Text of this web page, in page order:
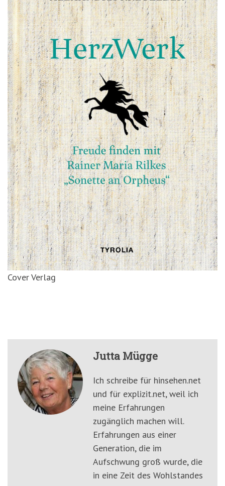
Cover Verlag
Jutta Mügge
Ich schreibe für hinsehen.net
und für explizit.net, weil ich
meine Erfahrungen
zugänglich machen will.
Erfahrungen aus einer
Generation, die im
Aufschwung groß wurde, die
in eine Zeit des Wohlstandes